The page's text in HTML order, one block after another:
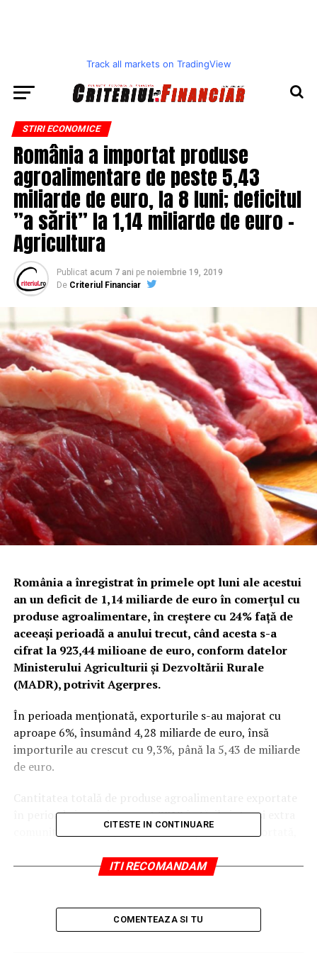
Track all markets on TradingView
STIRI ECONOMICE
România a importat produse
agroalimentare de peste 5,43
miliarde de euro, la 8 luni; deficitul
”a sărit” la 1,14 miliarde de euro –
Agricultura
Publicat acum 7 ani pe noiembrie 19, 2019
De Criteriul Financiar
România a înregistrat în primele opt luni ale acestui
an un deficit de 1,14 miliarde de euro în comerţul cu
produse agroalimentare, în creştere cu 24% faţă de
aceeaşi perioadă a anului trecut, când acesta s-a
cifrat la 923,44 milioane de euro, conform datelor
Ministerului Agriculturii şi Dezvoltării Rurale
(MADR), potrivit Agerpres.
În perioada menţionată, exporturile s-au majorat cu
aproape 6%, însumând 4,28 miliarde de euro, însă
importurile au crescut cu 9,3%, până la 5,43 de miliarde
de euro.
Cantitatea totală de produse agroalimentare exportate
în perioada ianuarie-august 2019 în ţările intra şi extra
comunitare a fost aproape dublă faţă de cea importată,
şi aduce din import produse procesate cu valoare
Astfel, în primele opt luni au fost exportate 11,23 de
milioane de tone de produse agroalimentare, în creştere
CITESTE IN CONTINUARE
ITI RECOMANDAM
COMENTEAZA SI TU